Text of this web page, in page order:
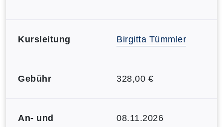
Kursleitung Birgitta Tümmler
Gebühr 328,00 €
An- und
08.11.2026